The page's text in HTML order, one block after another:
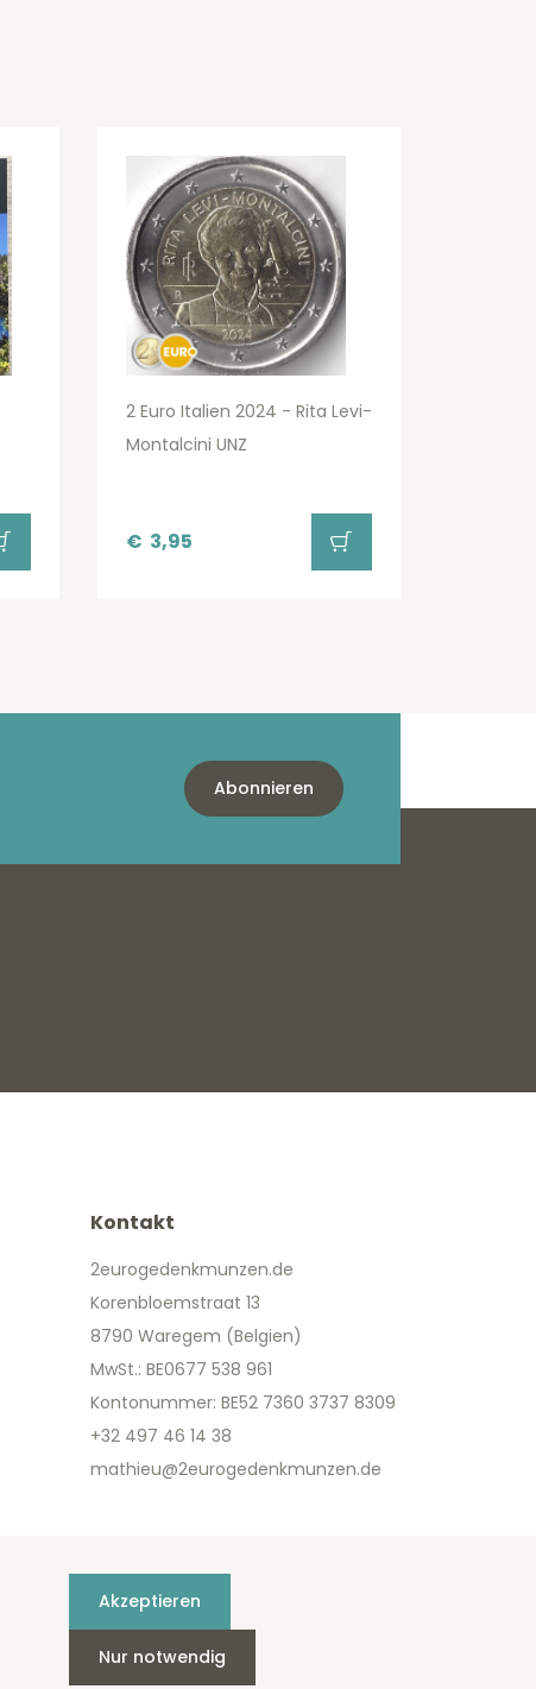
2 Euro Italien 2024 - Rita Levi-
Montalcini UNZ
€ 3,95
Abonnieren
Kontakt
2eurogedenkmunzen.de
Korenbloemstraat 13
8790 Waregem (Belgien)
MwSt.: BE0677 538 961
Kontonummer: BE52 7360 3737 8309
+32 497 46 14 38
mathieu@2eurogedenkmunzen.de
Akzeptieren
Nur notwendig